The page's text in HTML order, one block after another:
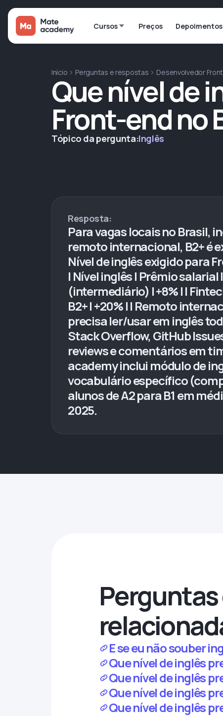
Cursos Preços Depoimentos
Início Perguntas e respostas Desenvolvedor
Que nível de
Front-end no
Tópico da pergunta:Inglês
Resposta:
Para vagas locais no Brasil,
remoto internacional, B2+ é
Nível de inglês exigido para
| Nível inglês | Prêmio salarial
(intermediário) | +8% | |
B2+ | +20% | | Remoto
precisa ler/usar em inglês
Stack Overflow, GitHub
reviews e comentários em
academy inclui módulo de
vocabulário específico
alunos de A2 para B1 em
2025.
E se eu não souber
Que nível de inglês
Que nível de inglês
Que nível de inglês
Que nível de inglês